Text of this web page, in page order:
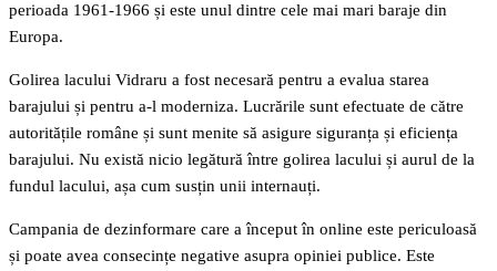
perioada 1961-1966 și este unul dintre cele mai mari baraje din
Europa.
Golirea lacului Vidraru a fost necesară pentru a evalua starea
barajului și pentru a-l moderniza. Lucrările sunt efectuate de către
autoritățile române și sunt menite să asigure siguranța și eficiența
barajului. Nu există nicio legătură între golirea lacului și aurul de la
fundul lacului, așa cum susțin unii internauți.
Campania de dezinformare care a început în online este periculoasă
și poate avea consecințe negative asupra opiniei publice. Este